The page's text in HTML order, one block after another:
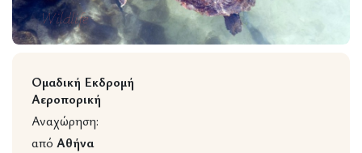
Wildlife
Ομαδική Εκδρομή
Αεροπορική
Αναχώρηση:
από Αθήνα